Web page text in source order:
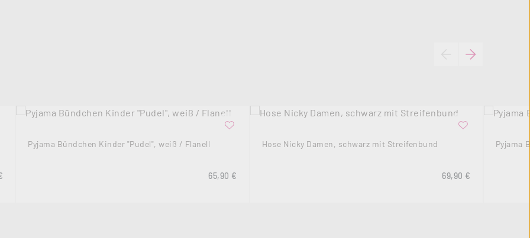
Preis:
Pyjama Bündchen Kinder "Pudel", weiß / Flanell
Regulärer Preis:
65,90 €
Hose Nicky Damen, schwarz mit Streifenbund
Regulärer Preis:
69,90 €
Pyjama